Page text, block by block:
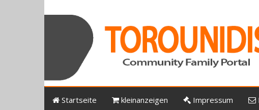
Startseite kleinanzeigen Impressum